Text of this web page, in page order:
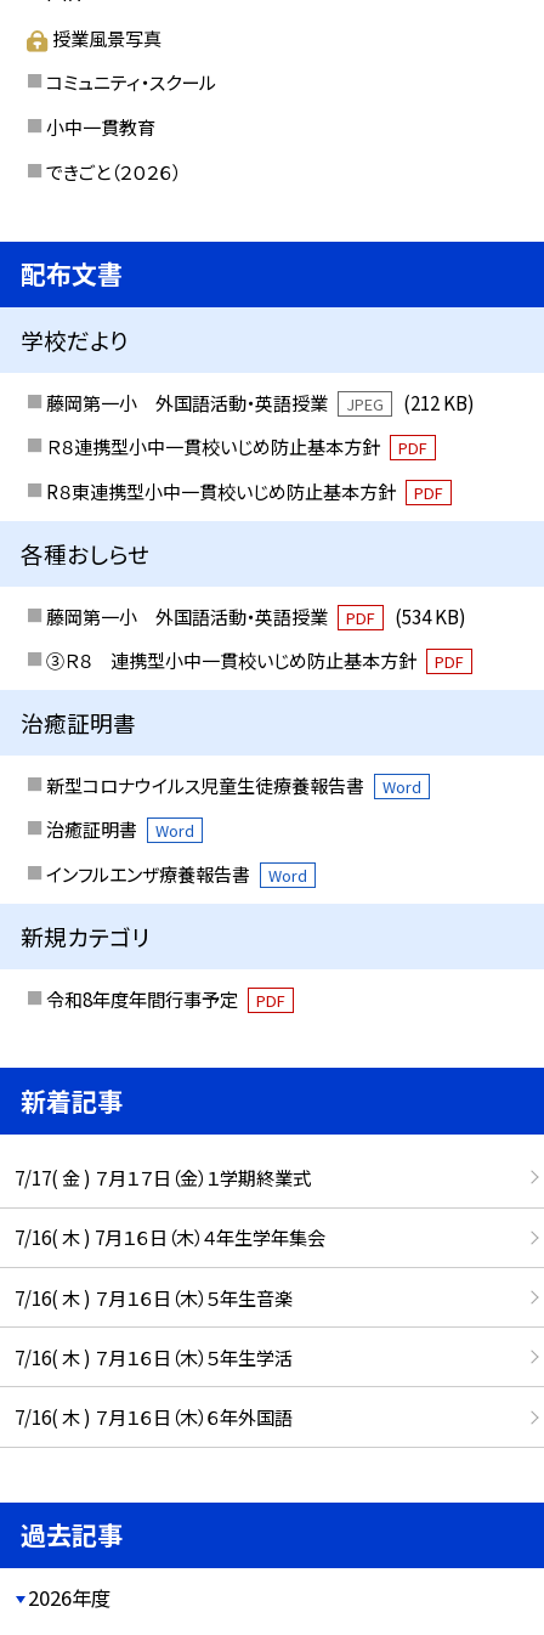
授業風景写真
コミュニティ・スクール
小中一貫教育
できごと（２０２６）
配布文書
学校だより
藤岡第一小 外国語活動・英語授業 JPEG
(212 KB)
Ｒ８連携型小中一貫校いじめ防止基本方針
PDF
R８東連携型小中一貫校いじめ防止基本方針 PDF
各種おしらせ
藤岡第一小 外国語活動・英語授業 PDF
(534 KB)
③Ｒ８ 連携型小中一貫校いじめ防止基本方針
PDF
治癒証明書
新型コロナウイルス児童生徒療養報告書 Word
治癒証明書 Word
インフルエンザ療養報告書 Word
新規カテゴリ
令和8年度年間行事予定 PDF
新着記事
7/17( 金 ) ７月１７日（金）１学期終業式
7/16( 木 ) 7月１６日（木）４年生学年集会
7/16( 木 ) ７月１６日（木）５年生音楽
7/16( 木 ) ７月１６日（木）５年生学活
7/16( 木 ) ７月１６日（木）６年外国語
過去記事
2026年度